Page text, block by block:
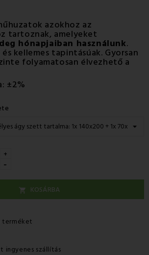
azokhoz az
tartoznak, amelyeket
hónapjaiban használunk.
kellemes tapintásúak. Gyorsan
folyamatosan élvezhető a
±2%
+
-
 KOSÁRBA
terméket
ingyenes szállítás